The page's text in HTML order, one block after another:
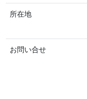
所在地
お問い合せ